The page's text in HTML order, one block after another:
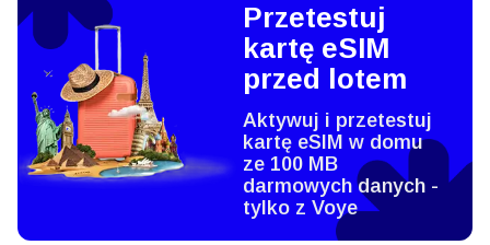
Przetestuj
kartę eSIM
przed lotem
Aktywuj i przetestuj
kartę eSIM w domu
ze 100 MB
darmowych danych -
tylko z Voye